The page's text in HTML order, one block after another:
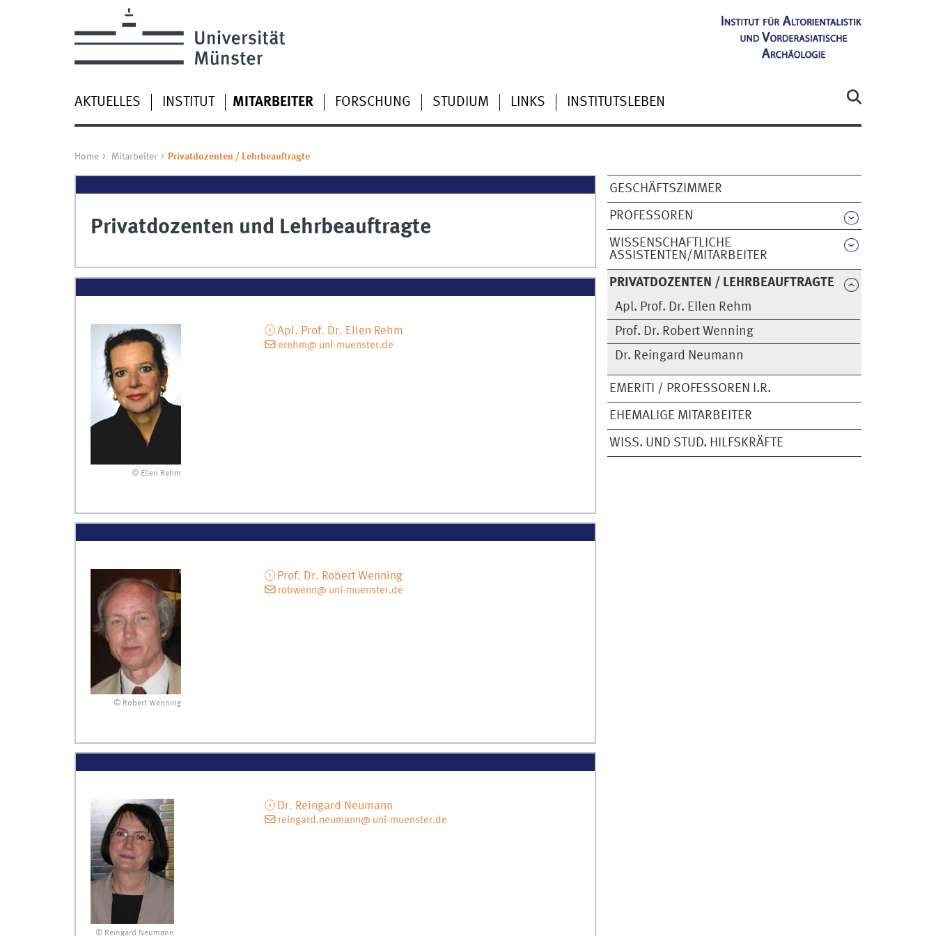
AKTUELLES INSTITUT MITARBEITER FORSCHUNG STUDIUM LINKS INSTITUTSLEBEN
Home Mitarbeiter Privatdozenten / Lehrbeauftragte
GESCHÄFTSZIMMER
PROFESSOREN
WISSENSCHAFTLICHE
ASSISTENTEN/MITARBEITER
PRIVATDOZENTEN / LEHRBEAUFTRAGTE
Apl. Prof. Dr. Ellen Rehm
Prof. Dr. Robert Wenning
Dr. Reingard Neumann
EMERITI / PROFESSOREN I.R.
EHEMALIGE MITARBEITER
WISS. UND STUD. HILFSKRÄFTE
Privatdozenten und Lehrbeauftragte
© Ellen Rehm
Apl. Prof. Dr. Ellen Rehm
erehm@ uni-muenster.de
© Robert Wenning
Prof. Dr. Robert Wenning
robwenn@ uni-muenster.de
© Reingard Neumann
Dr. Reingard Neumann
reingard.neumann@ uni-muenster.de